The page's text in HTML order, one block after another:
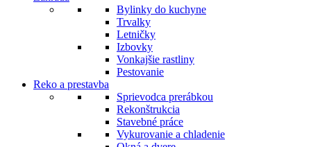
Bylinky do kuchyne
Trvalky
Letničky
Izbovky
Vonkajšie rastliny
Pestovanie
Reko a prestavba
Sprievodca prerábkou
Rekonštrukcia
Stavebné práce
Vykurovanie a chladenie